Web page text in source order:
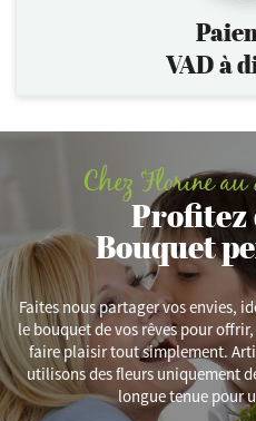
VAD à
Chez Florine
Profitez
Bouquet
Faites nous partager vos envies,
le bouquet de vos rêves pour
faire plaisir tout simplement.
utilisons des fleurs uniquement
longue tenue pour